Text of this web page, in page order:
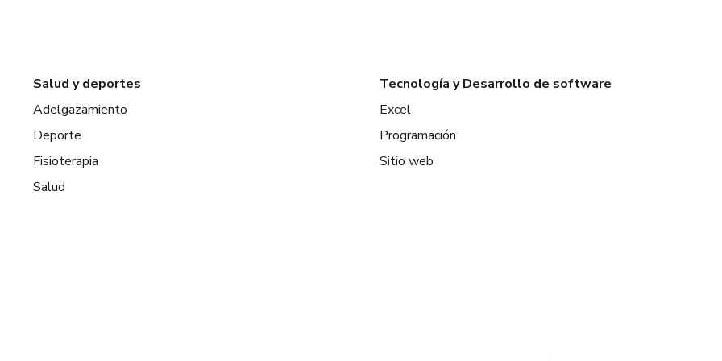
Salud y deportes
Adelgazamiento
Deporte
Fisioterapia
Salud
Tecnología y Desarrollo de software
Excel
Programación
Sitio web